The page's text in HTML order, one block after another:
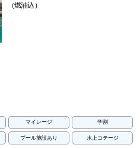
（燃油込）
マイレージ 学割
プール施設あり 水上コテージ